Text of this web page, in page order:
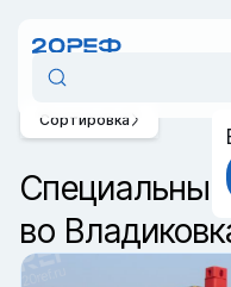
во
Сортировка